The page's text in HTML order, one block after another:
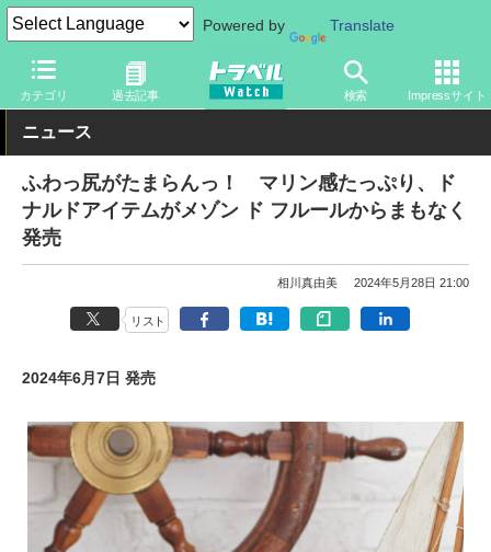
Powered by Translate
カテゴリ 過去記事 検索 Impressサイト
トラベル Watch 旅の情報 観光地 ディズニーリゾート
ニュース
ふわっ尻がたまらんっ！ マリン感たっぷり、ド
ナルドアイテムがメゾン ド フルールからまもなく
発売
相川真由美 2024年5月28日 21:00
リスト
2024年6月7日 発売